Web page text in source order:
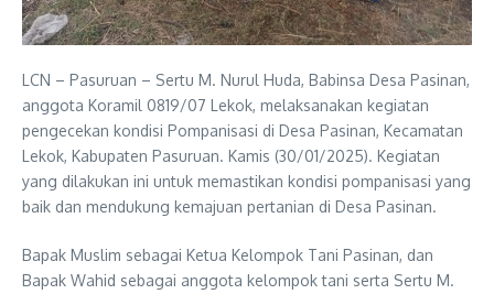
LCN – Pasuruan – Sertu M. Nurul Huda, Babinsa Desa Pasinan,
anggota Koramil 0819/07 Lekok, melaksanakan kegiatan
pengecekan kondisi Pompanisasi di Desa Pasinan, Kecamatan
Lekok, Kabupaten Pasuruan. Kamis (30/01/2025). Kegiatan
yang dilakukan ini untuk memastikan kondisi pompanisasi yang
baik dan mendukung kemajuan pertanian di Desa Pasinan.
Bapak Muslim sebagai Ketua Kelompok Tani Pasinan, dan
Bapak Wahid sebagai anggota kelompok tani serta Sertu M.